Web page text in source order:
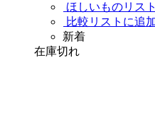
ほしいものリス
比較リストに追
新着
在庫切れ